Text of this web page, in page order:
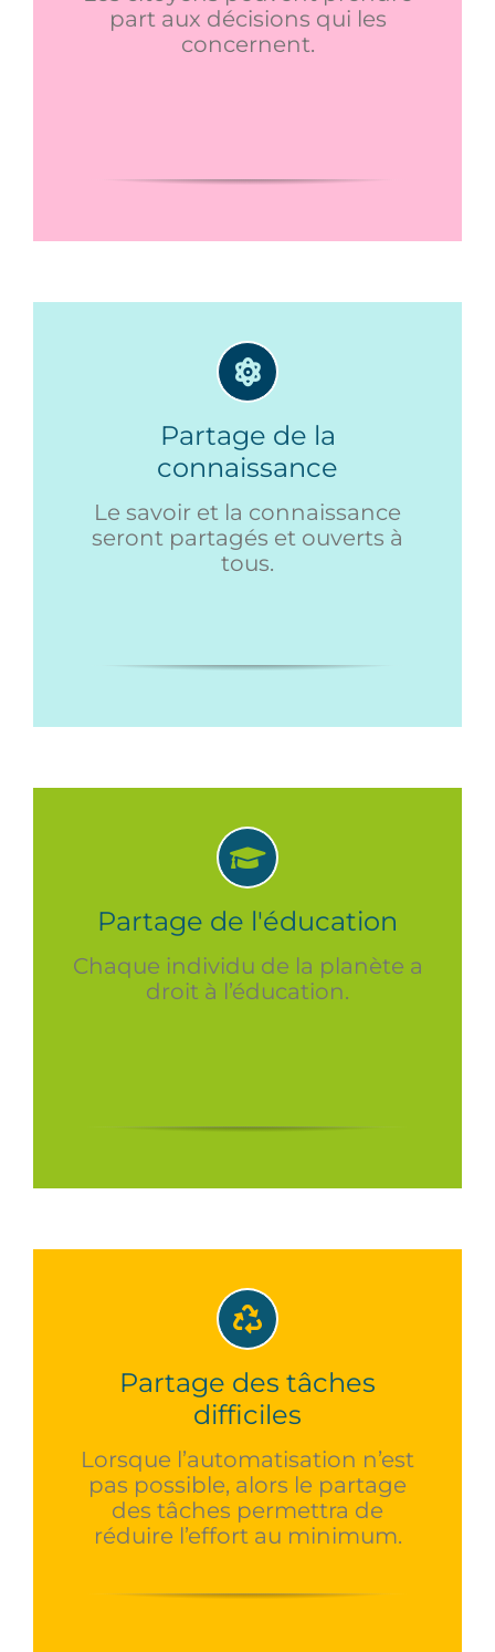
part aux décisions qui les
concernent.
Partage de la
connaissance
Le savoir et la connaissance
seront partagés et ouverts à
tous.
Partage de l'éducation
Chaque individu de la planète a
droit à l’éducation.
Partage des tâches
difficiles
Lorsque l’automatisation n’est
pas possible, alors le partage
des tâches permettra de
réduire l’effort au minimum.